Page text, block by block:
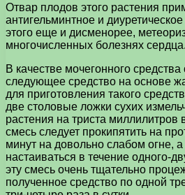
Отвар плодов этого растения
антигельминтное и
этого еще и дисменорее,
многочисленных болезнях сердца.
В качестве мочегонного средства
следующее средство на основе
для приготовления такого
две столовые ложки сухих
растения на триста
смесь следует прокипятить на
минут на довольно слабом огне, а
настаиваться в течение одного-
эту смесь очень тщательно
полученное средство по одной